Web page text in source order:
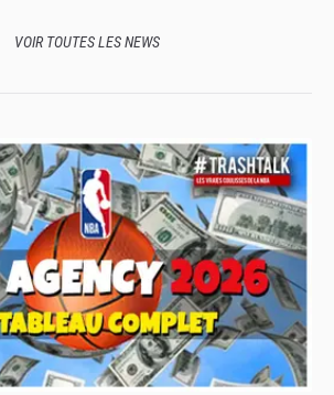
VOIR TOUTES LES NEWS